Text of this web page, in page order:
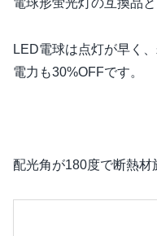
電球形蛍光灯の互換品
LED電球は点灯が早く
電力も30%OFFです。
配光角が180度で断熱材